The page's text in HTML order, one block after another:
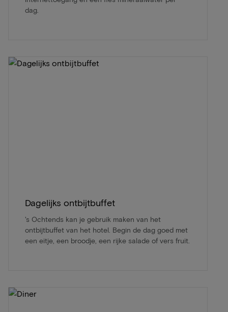
dag.
Dagelijks ontbijtbuffet
's Ochtends kan je gebruik maken van het
ontbijtbuffet van het hotel. Begin de dag goed met
een eitje, een broodje, een rijke salade of vers fruit.